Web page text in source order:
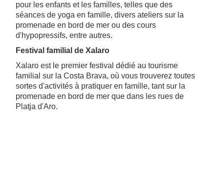
pour les enfants et les familles, telles que des
séances de yoga en famille, divers ateliers sur la
promenade en bord de mer ou des cours
d'hypopressifs, entre autres.
Festival familial de Xalaro
Xalaro est le premier festival dédié au tourisme
familial sur la Costa Brava, où vous trouverez toutes
sortes d'activités à pratiquer en famille, tant sur la
promenade en bord de mer que dans les rues de
Platja d'Aro.